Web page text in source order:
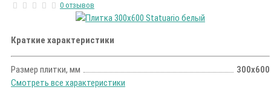
0 отзывов
Краткие характеристики
Размер плитки, мм
300х600
Смотреть все характеристики